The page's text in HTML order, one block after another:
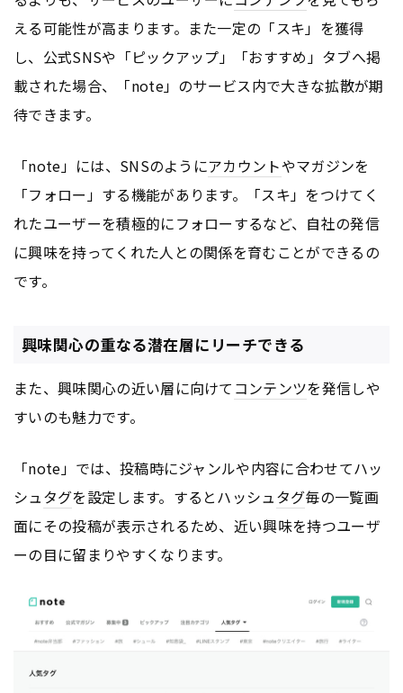
える可能性が高まります。また一定の「スキ」を獲得
し、公式SNSや「ピックアップ」「おすすめ」タブへ掲
載された場合、「note」のサービス内で大きな拡散が期
待できます。
「note」には、SNSのようにアカウントやマガジンを
「フォロー」する機能があります。「スキ」をつけてく
れたユーザーを積極的にフォローするなど、自社の発信
に興味を持ってくれた人との関係を育むことができるの
です。
興味関心の重なる潜在層にリーチできる
また、興味関心の近い層に向けて コンテンツを発信しや
すいのも魅力です。
「note」では、投稿時にジャンルや内容に合わせてハッ
シュタグを設定します。するとハッシュタグ毎の一覧画
面にその投稿が表示されるため、近い興味を持つユーザ
ーの目に留まりやすくなります。